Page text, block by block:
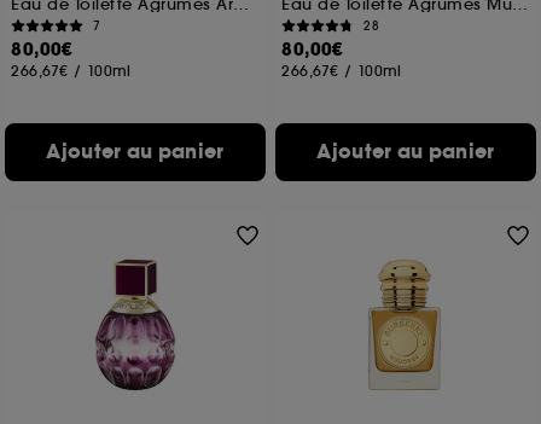
Eau de Toilette Agrumes Aromatiques
7
80,00€
266,67€ / 100ml
Ajouter au panier
Eau de Toilette Agrumes Musqués
28
80,00€
266,67€ / 100ml
Ajouter au panier